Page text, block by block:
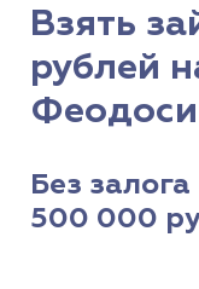
Взять
рублей
Без
500 000